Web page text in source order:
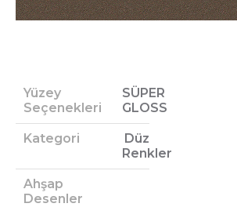
Yüzey
Seçenekleri
SÜPER
GLOSS
Kategori
Düz
Renkler
Ahşap
Desenler